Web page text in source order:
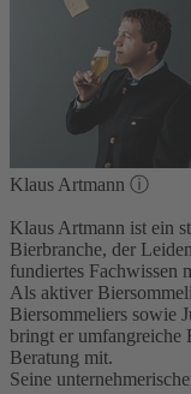
Klaus Artmann ⓘ
Klaus Artmann ist ein
Bierbranche, der
fundiertes Fachwissen
Als aktiver
Biersommeliers sowie
bringt er umfangreiche
Beratung mit.
Seine